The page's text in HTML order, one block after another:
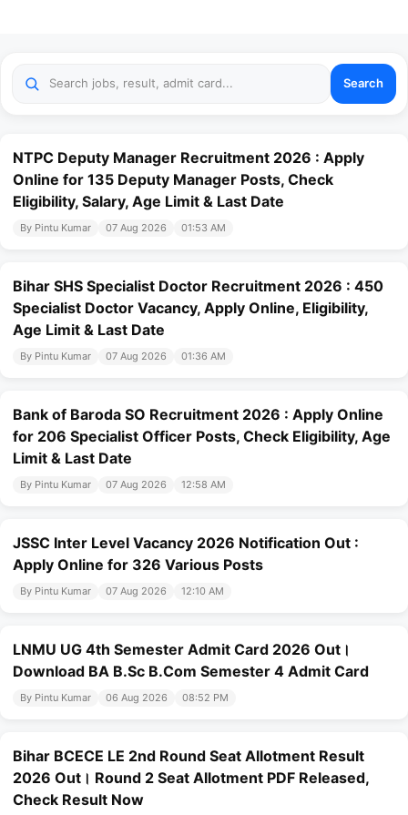
Search
NTPC Deputy Manager Recruitment 2026 : Apply
Online for 135 Deputy Manager Posts, Check
Eligibility, Salary, Age Limit & Last Date
By Pintu Kumar 07 Aug 2026 01:53 AM
Bihar SHS Specialist Doctor Recruitment 2026 : 450
Specialist Doctor Vacancy, Apply Online, Eligibility,
Age Limit & Last Date
By Pintu Kumar 07 Aug 2026 01:36 AM
Bank of Baroda SO Recruitment 2026 : Apply Online
for 206 Specialist Officer Posts, Check Eligibility, Age
Limit & Last Date
By Pintu Kumar 07 Aug 2026 12:58 AM
JSSC Inter Level Vacancy 2026 Notification Out :
Apply Online for 326 Various Posts
By Pintu Kumar 07 Aug 2026 12:10 AM
LNMU UG 4th Semester Admit Card 2026 Out।
Download BA B.Sc B.Com Semester 4 Admit Card
By Pintu Kumar 06 Aug 2026 08:52 PM
Bihar BCECE LE 2nd Round Seat Allotment Result
2026 Out। Round 2 Seat Allotment PDF Released,
Check Result Now